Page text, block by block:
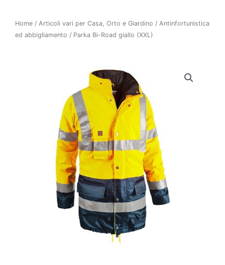
Home / Articoli vari per Casa, Orto e Giardino / Antinfortunistica
ed abbigliamento / Parka Bi-Road giallo (XXL)